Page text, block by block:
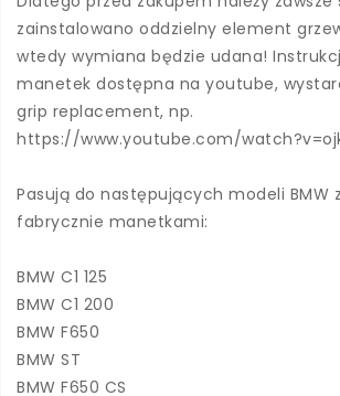
zainstalowano oddzielny element
wtedy wymiana będzie udana!
manetek dostępna na youtube,
grip replacement, np.
https://www.youtube.com/
Pasują do następujących modeli BMW
fabrycznie manetkami:
BMW C1 125
BMW C1 200
BMW F650
BMW ST
BMW F650 CS